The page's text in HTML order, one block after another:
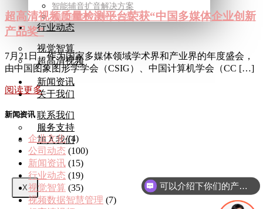
智能辅音扩音解决方案
智能辅音扩音解决方案
行业动态
视觉智算
超高清视频
新闻资讯
关于我们
联系我们
服务支持
加入我们
X
超高清视频质量检测平台荣获“中国多媒体企业创新
产品奖”
7月21日，作为国家多媒体领域学术界和产业界的年度盛会，
由中国图象图形学学会（CSIG）、中国计算机学会（CC […]
阅读更多
新闻资讯
企业文化 (4)
公司动态 (100)
新闻资讯 (15)
行业动态 (19)
视觉智算 (35)
视频数据智慧管理 (7)
可以介绍下你们的产品么
你们是怎么收费的呢